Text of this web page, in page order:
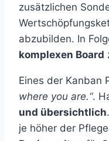
zusätzlichen
abzubilden. In
komplexen Board
Eines der Kanban
where you are.“.
und übersichtlich
je höher der